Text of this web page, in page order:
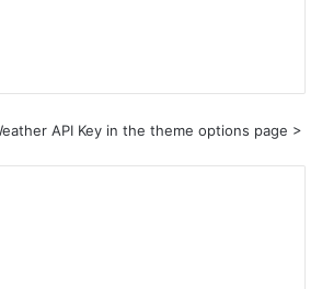
API Key in the theme options page >